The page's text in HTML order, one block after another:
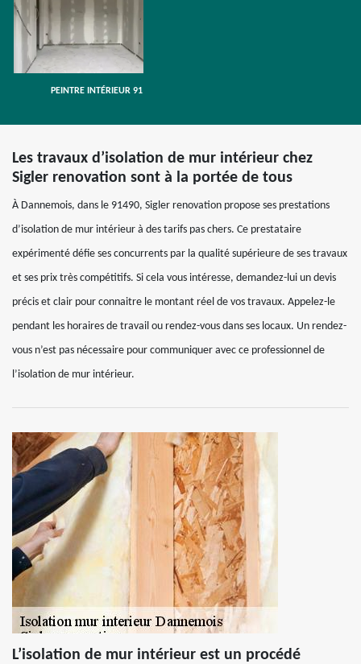
PEINTRE INTÉRIEUR 91
Les travaux d’isolation de mur intérieur chez
Sigler renovation sont à la portée de tous
À Dannemois, dans le 91490, Sigler renovation propose ses prestations
d’isolation de mur intérieur à des tarifs pas chers. Ce prestataire
expérimenté défie ses concurrents par la qualité supérieure de ses travaux
et ses prix très compétitifs. Si cela vous intéresse, demandez-lui un devis
précis et clair pour connaitre le montant réel de vos travaux. Appelez-le
pendant les horaires de travail ou rendez-vous dans ses locaux. Un rendez-
vous n’est pas nécessaire pour communiquer avec ce professionnel de
l’isolation de mur intérieur.
L’isolation de mur intérieur est un procédé